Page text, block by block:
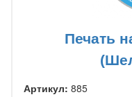
Печать
Артикул: 885